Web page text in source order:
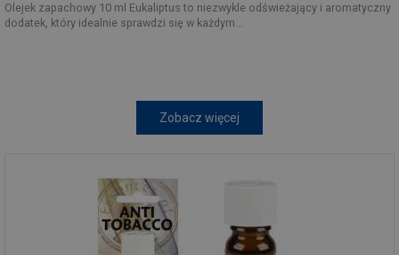
Olejek zapachowy 10 ml Eukaliptus to niezwykle odświeżający i aromatyczny
dodatek, który idealnie sprawdzi się w każdym...
Zobacz więcej